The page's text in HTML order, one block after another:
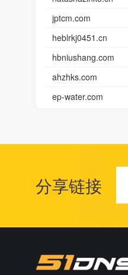
jptcm.com
heblrkj0451.cn
hbniushang.com
ahzhks.com
ep-water.com
分享链接